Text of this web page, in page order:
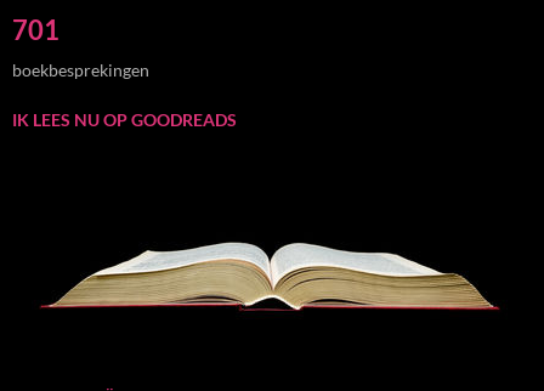
701
boekbesprekingen
IK LEES NU OP GOODREADS